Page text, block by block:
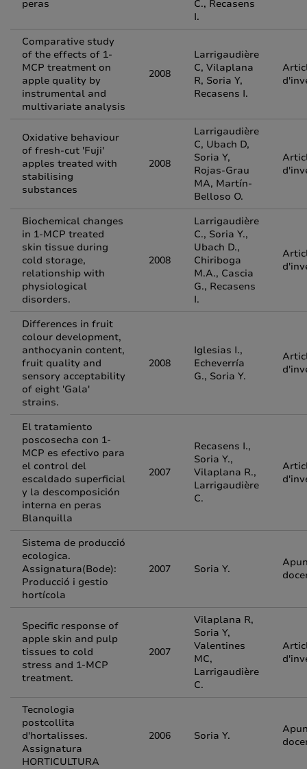
peras
C., Recasens
I.
Comparative study
of the effects of 1-
MCP treatment on
apple quality by
instrumental and
multivariate analysis
2008
Larrigaudière
C, Vilaplana
R, Soria Y,
Recasens I.
Oxidative behaviour
of fresh-cut 'Fuji'
apples treated with
stabilising
substances
2008
Larrigaudière
C, Ubach D,
Soria Y,
Rojas-Grau
MA, Martín-
Belloso O.
Biochemical changes
in 1-MCP treated
skin tissue during
cold storage,
relationship with
physiological
disorders.
2008
Larrigaudière
C., Soria Y.,
Ubach D.,
Chiriboga
M.A., Cascia
G., Recasens
I.
Differences in fruit
colour development,
anthocyanin content,
fruit quality and
sensory acceptability
of eight 'Gala'
strains.
2008
Iglesias I.,
Echeverría
G., Soria Y.
El tratamiento
poscosecha con 1-
MCP es efectivo para
el control del
escaldado superficial
y la descomposición
interna en peras
Blanquilla
2007
Recasens I.,
Soria Y.,
Vilaplana R.,
Larrigaudière
C.
Sistema de producció
ecologica.
Assignatura(Bode):
Producció i gestio
hortícola
2007 Soria Y.
Specific response of
apple skin and pulp
tissues to cold
stress and 1-MCP
treatment.
2007
Vilaplana R,
Soria Y,
Valentines
MC,
Larrigaudière
C.
Tecnologia
postcollita
d'hortalisses.
Assignatura
HORTICULTURA
2006 Soria Y.